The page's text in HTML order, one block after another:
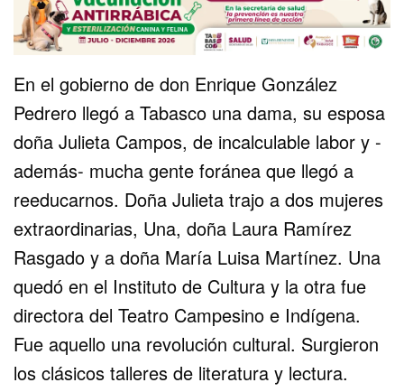
En el gobierno de don Enrique González
Pedrero llegó a Tabasco una dama, su esposa
doña Julieta Campos, de incalculable labor y -
además- mucha gente foránea que llegó a
reeducarnos. Doña Julieta trajo a dos mujeres
extraordinarias, Una, doña Laura Ramírez
Rasgado y a doña María Luisa Martínez. Una
quedó en el Instituto de Cultura y la otra fue
directora del Teatro Campesino e Indígena.
Fue aquello una revolución cultural. Surgieron
los clásicos talleres de literatura y lectura.